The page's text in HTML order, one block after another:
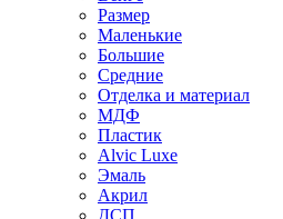
Размер
Маленькие
Большие
Средние
Отделка и материал
МДФ
Пластик
Alvic Luxe
Эмаль
Акрил
ДСП